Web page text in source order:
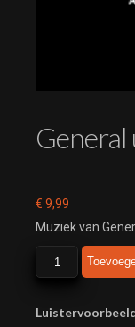
General
€ 9,99
Muziek van
underscore
aantal